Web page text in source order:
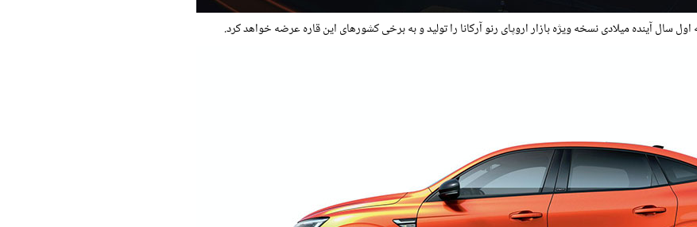
آینده میلادی نسخه ویژه بازار اروپای رنو آرکانا را تولید و به برخی کشورهای این قاره عرضه خواهد کرد.